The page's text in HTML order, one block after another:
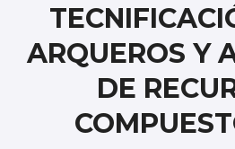
ARQUEROS Y
DE